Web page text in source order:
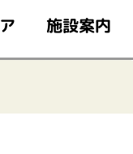
施設案内